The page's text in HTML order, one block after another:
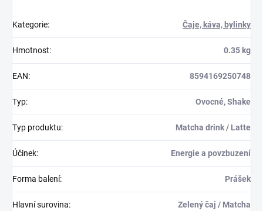
Kategorie: Čaje, káva, bylinky
Hmotnost: 0.35 kg
EAN: 8594169250748
Typ: Ovocné, Shake
Typ produktu: Matcha drink / Latte
Účinek: Energie a povzbuzení
Forma balení: Prášek
Hlavní surovina: Zelený čaj / Matcha